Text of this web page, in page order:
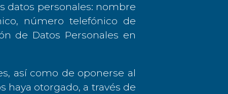
datos personales: nombre
número telefónico de
de Datos Personales en
así como de oponerse al
otorgado, a través de